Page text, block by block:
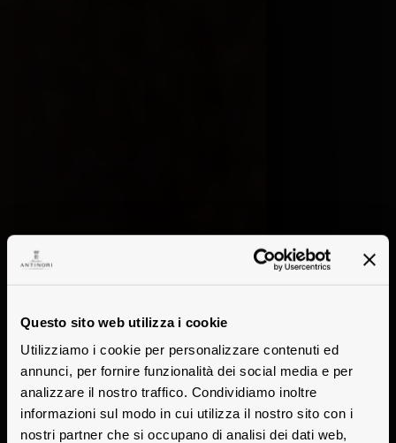
Questo sito web utilizza i cookie
Utilizziamo i cookie per personalizzare contenuti ed
annunci, per fornire funzionalità dei social media e per
analizzare il nostro traffico. Condividiamo inoltre
informazioni sul modo in cui utilizza il nostro sito con i
nostri partner che si occupano di analisi dei dati web,